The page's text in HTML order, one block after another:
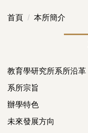
首頁 本所簡介
教育學研究所系所沿革
系所宗旨
辦學特色
未來發展方向